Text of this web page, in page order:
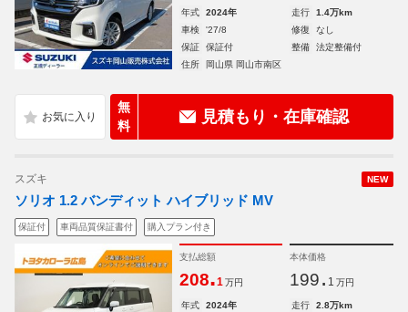
年式 2024年 走行
1.4万km
車検
'27/8 修復
なし
保証
保証付 整備
法定整備付
住所
岡山県 岡山市南区
無
料
見積もり・在庫確認
NEW
スズキ
ソリオ 1.2 バンディット ハイブリッド MV
保証付 車両品質保証書付 購入プラン付き
支払総額
208.1 万円
本体価格
199. 1 万円
年式 2024年 走行
2.8万km